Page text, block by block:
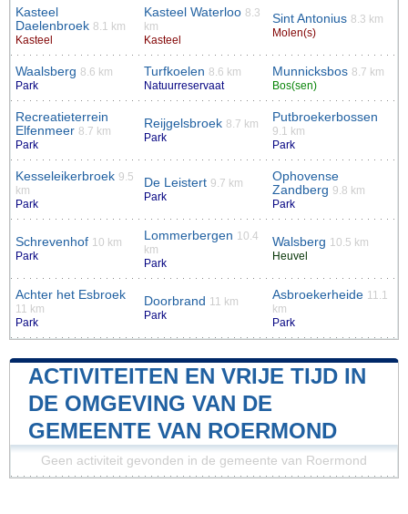
Kasteel
Daelenbroek 8.1 km
Kasteel
Kasteel Waterloo 8.3
km
Kasteel
Sint Antonius 8.3 km
Molen(s)
Waalsberg 8.6 km
Park
Turfkoelen 8.6 km
Natuurreservaat
Munnicksbos 8.7 km
Bos(sen)
Recreatieterrein
Elfenmeer 8.7 km
Park
Reijgelsbroek 8.7 km
Park
Putbroekerbossen
9.1 km
Park
Kesseleikerbroek 9.5
km
Park
De Leistert 9.7 km
Park
Ophovense
Zandberg 9.8 km
Park
Schrevenhof 10 km
Park
Lommerbergen 10.4
km
Park
Walsberg 10.5 km
Heuvel
Achter het Esbroek
11 km
Park
Doorbrand 11 km
Park
Asbroekerheide 11.1
km
Park
ACTIVITEITEN EN VRIJE TIJD IN
DE OMGEVING VAN DE
GEMEENTE VAN ROERMOND
Geen activiteit gevonden in de gemeente van Roermond